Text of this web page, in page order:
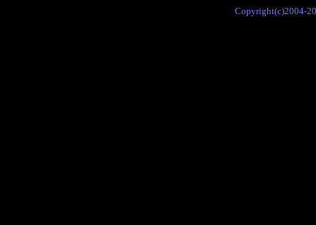
Copyright(c)2004-